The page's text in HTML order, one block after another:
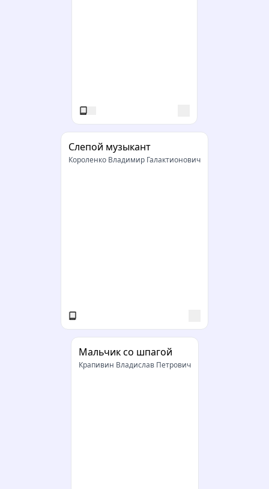
Слепой музыкант
Короленко Владимир Галактионович
Мальчик со шпагой
Крапивин Владислав Петрович